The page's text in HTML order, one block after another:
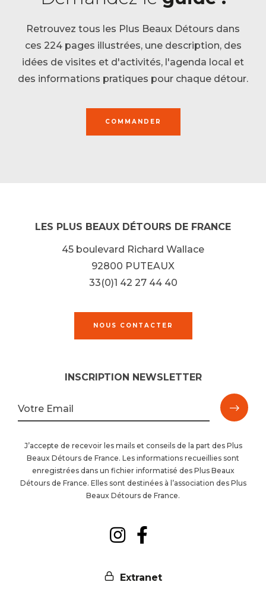
Retrouvez tous les Plus Beaux Détours dans
ces 224 pages illustrées, une description, des
idées de visites et d'activités, l'agenda local et
des informations pratiques pour chaque détour.
COMMANDER
LES PLUS BEAUX DÉTOURS DE FRANCE
45 boulevard Richard Wallace
92800 PUTEAUX
33(0)1 42 27 44 40
NOUS CONTACTER
INSCRIPTION NEWSLETTER
Votre Email
la
J’accepte de recevoir les mails et conseils de la part des Plus
Beaux Détours de France. Les informations recueillies sont
enregistrées dans un fichier informatisé des Plus Beaux
Détours de France. Elles sont destinées à l’association des Plus
Beaux Détours de France.
Suivez-
Suivez-
Extranet